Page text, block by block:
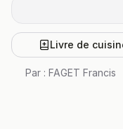
Livre de
Par : FAGET Francis